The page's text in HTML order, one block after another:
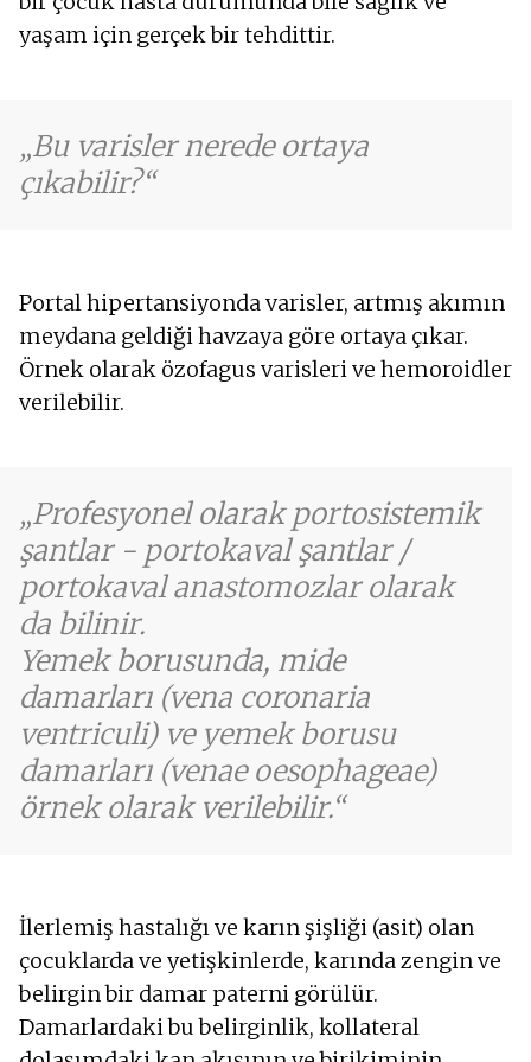
yaşam için gerçek bir tehdittir.
Bu varisler nerede ortaya
çıkabilir?
Portal hipertansiyonda varisler, artmış akımın
meydana geldiği havzaya göre ortaya çıkar.
Örnek olarak özofagus varisleri ve hemoroidler
verilebilir.
Profesyonel olarak portosistemik
şantlar - portokaval şantlar /
portokaval anastomozlar olarak
da bilinir.
Yemek borusunda, mide
damarları (vena coronaria
ventriculi) ve yemek borusu
damarları (venae oesophageae)
örnek olarak verilebilir.
İlerlemiş hastalığı ve karın şişliği (asit) olan
çocuklarda ve yetişkinlerde, karında zengin ve
belirgin bir damar paterni görülür.
Damarlardaki bu belirginlik, kollateral